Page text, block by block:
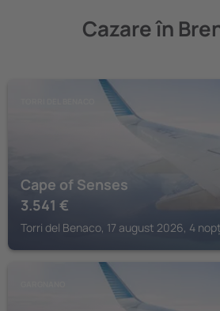
Cazare în
Cape of Senses
3.541 €
Torri del Benaco, 17 august 2026, 4